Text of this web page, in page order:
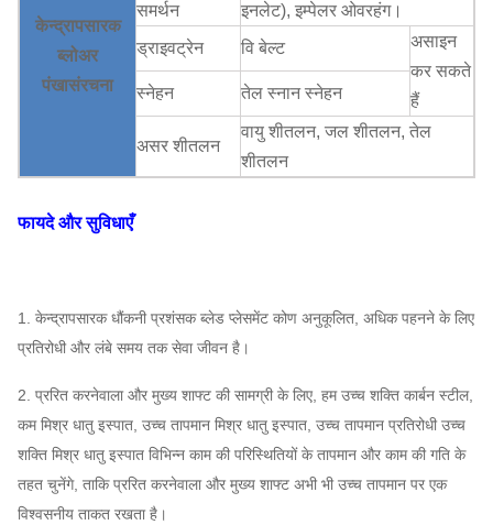
केन्द्रापसारक
ब्लोअर
पंखासंरचना
समर्थन
इनलेट), इम्पेलर ओवरहंग।
ड्राइवट्रेन
वि बेल्ट
असाइन
कर सकते
हैं
स्नेहन तेल स्नान स्नेहन
असर शीतलन
वायु शीतलन, जल शीतलन, तेल
शीतलन
ब्लोअर
पंखाप्रणाली
विन्यास
असाइन
कर सकते
हैं
प्ररित करनेवालाSS316, HG785,
DB685 ...
प्रवेश शंकु,
एयर इनलेट स्पंज
Q235, Q345, SS304,
SS316, HG785,
DB685 ...
फायदे और सुविधाएँ
1. केन्द्रापसारक धौंकनी प्रशंसक ब्लेड प्लेसमेंट कोण अनुकूलित, अधिक पहनने के लिए
प्रतिरोधी और लंबे समय तक सेवा जीवन है।
2. प्ररित करनेवाला और मुख्य शाफ्ट की सामग्री के लिए, हम उच्च शक्ति कार्बन स्टील,
कम मिश्र धातु इस्पात, उच्च तापमान मिश्र धातु इस्पात, उच्च तापमान प्रतिरोधी उच्च
शक्ति मिश्र धातु इस्पात विभिन्न काम की परिस्थितियों के तापमान और काम की गति के
तहत चुनेंगे, ताकि प्ररित करनेवाला और मुख्य शाफ्ट अभी भी उच्च तापमान पर एक
विश्वसनीय ताकत रखता है।